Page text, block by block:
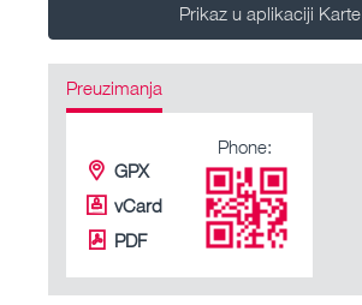
Prikaz u aplikaciji Karte
Preuzimanja
GPX
vCard
PDF
Phone: